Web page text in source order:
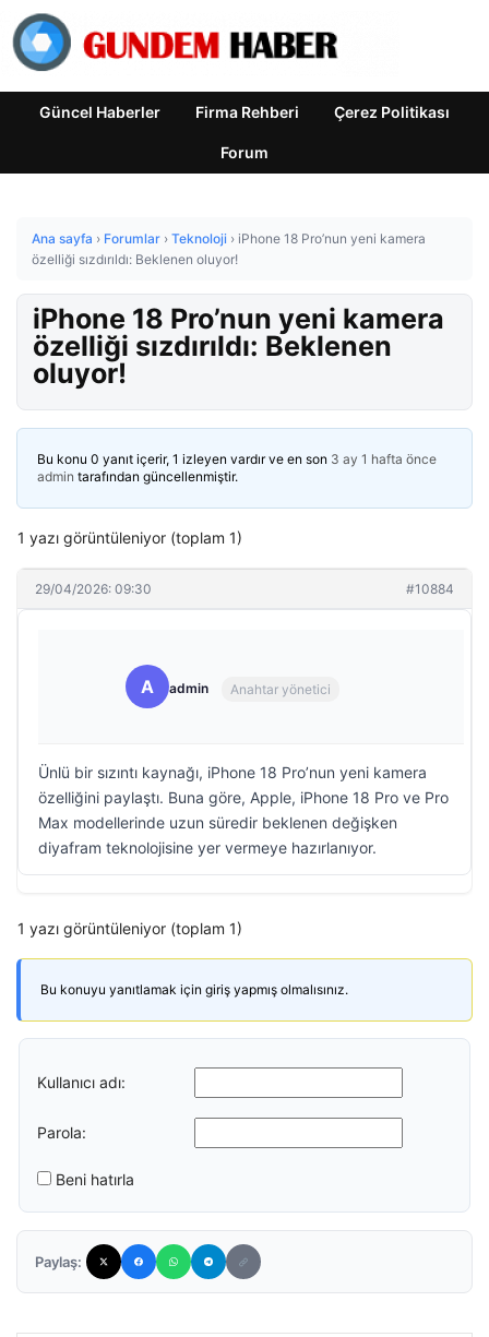
Güncel Haberler Firma Rehberi Çerez Politikası
Forum
Ana sayfa › Forumlar › Teknoloji › iPhone 18 Pro’nun yeni kamera
özelliği sızdırıldı: Beklenen oluyor!
iPhone 18 Pro’nun yeni kamera
özelliği sızdırıldı: Beklenen
oluyor!
Bu konu 0 yanıt içerir, 1 izleyen vardır ve en son 3 ay 1 hafta önce
admin tarafından güncellenmiştir.
1 yazı görüntüleniyor (toplam 1)
29/04/2026: 09:30 #10884
A admin Anahtar yönetici
Ünlü bir sızıntı kaynağı, iPhone 18 Pro’nun yeni kamera
özelliğini paylaştı. Buna göre, Apple, iPhone 18 Pro ve Pro
Max modellerinde uzun süredir beklenen değişken
diyafram teknolojisine yer vermeye hazırlanıyor.
1 yazı görüntüleniyor (toplam 1)
Bu konuyu yanıtlamak için giriş yapmış olmalısınız.
Kullanıcı adı:
Parola:
Beni hatırla
Paylaş: